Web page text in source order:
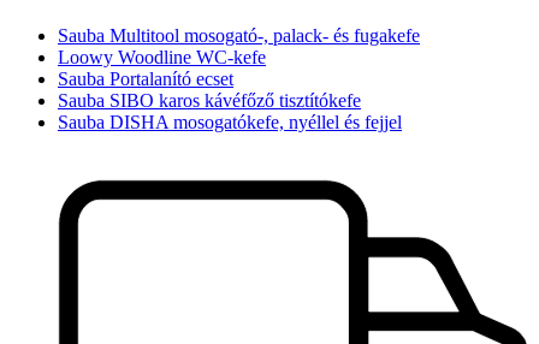
Sauba Multitool mosogató-, palack- és fugakefe
Loowy Woodline WC-kefe
Sauba Portalanító ecset
Sauba SIBO karos kávéfőző tisztítókefe
Sauba DISHA mosogatókefe, nyéllel és fejjel